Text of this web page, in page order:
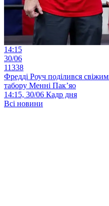
14:15
30/06
11338
Фредді Роуч поділився
табору Менні Пак’яо
14:15, 30/06 Кадр дня
Всі новини